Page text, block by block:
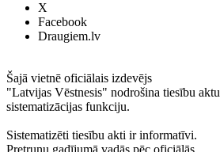
X
Facebook
Draugiem.lv
Šajā vietnē oficiālais izdevējs
"Latvijas Vēstnesis" nodrošina tiesību aktu
sistematizācijas funkciju.
Sistematizēti tiesību akti ir informatīvi.
Pretrunu gadījumā vadās pēc oficiālās